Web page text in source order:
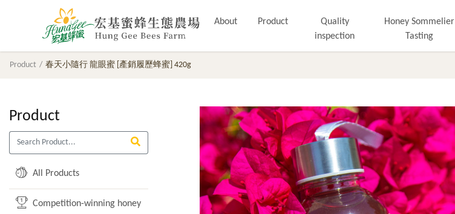
About Product
Quality
inspection
Honey Sommelier
Tasting
Product 春天小隨行 龍眼蜜 [產銷履歷蜂蜜] 420g
Product
All Products
Competition-winning honey